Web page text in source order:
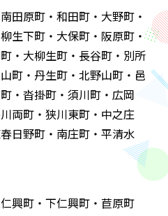
田原町・和田町・大野町・
生下町・大保町・阪原町・
・大柳生町・長谷町・別所
町・丹生町・北野山町・邑
・沓掛町・須川町・広岡
両町・狭川東町・中之庄
日野町・南庄町・平清水
興町・下仁興町・苣原町